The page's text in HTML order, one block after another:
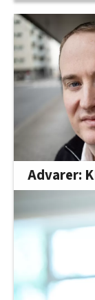
Advarer: